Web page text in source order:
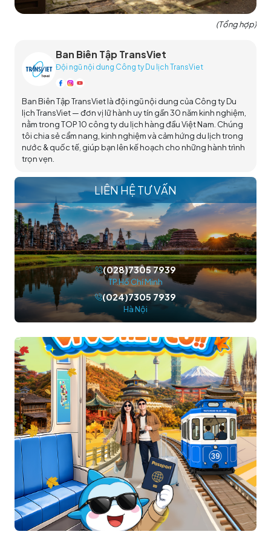
(Tổng hợp)
Ban Biên Tập TransViet
Đội ngũ nội dung Công ty Du lịch TransViet
Ban Biên Tập TransViet là đội ngũ nội dung của Công ty Du
lịch TransViet — đơn vị lữ hành uy tín gần 30 năm kinh nghiệm,
nằm trong TOP 10 công ty du lịch hàng đầu Việt Nam. Chúng
tôi chia sẻ cẩm nang, kinh nghiệm và cảm hứng du lịch trong
nước & quốc tế, giúp bạn lên kế hoạch cho những hành trình
trọn vẹn.
LIÊN HỆ TƯ VẤN
(028)7305 7939
TP.Hồ Chí Minh
(024)7305 7939
Hà Nội